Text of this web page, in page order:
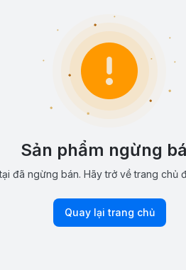
Sản phẩm ngừng
đã ngừng bán. Hãy trở về trang chủ
Quay lại trang chủ